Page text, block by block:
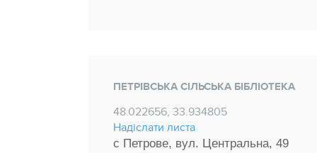
ПЕТРІВСЬКА СІЛЬСЬКА БІБЛІОТЕКА
48.022656, 33.934805
Надіслати листа
с Петрове, вул. Центральна, 49